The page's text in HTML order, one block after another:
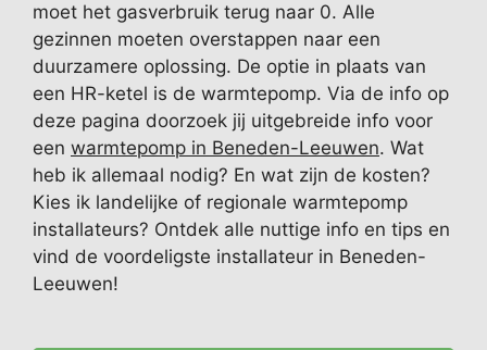
moet het gasverbruik terug naar 0. Alle
gezinnen moeten overstappen naar een
duurzamere oplossing. De optie in plaats van
een HR-ketel is de warmtepomp. Via de info op
deze pagina doorzoek jij uitgebreide info voor
een warmtepomp in Beneden-Leeuwen. Wat
heb ik allemaal nodig? En wat zijn de kosten?
Kies ik landelijke of regionale warmtepomp
installateurs? Ontdek alle nuttige info en tips en
vind de voordeligste installateur in Beneden-
Leeuwen!